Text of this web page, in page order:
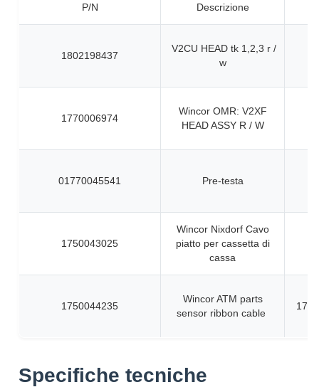
P/N Descrizione
1802198437
V2CU HEAD tk 1,2,3 r /
w
1770006974
Wincor OMR: V2XF
HEAD ASSY R / W
01770045541 Pre-testa
1750043025
Wincor Nixdorf Cavo
piatto per cassetta di
cassa
1750044235
Wincor ATM parts
sensor ribbon cable
Specifiche tecniche